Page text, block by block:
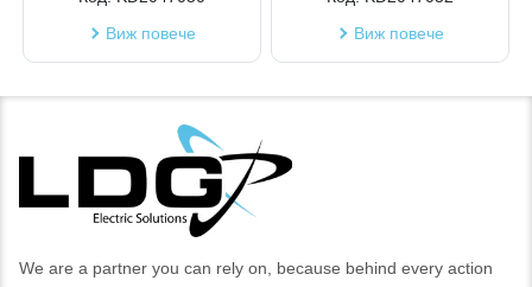
Виж повече
Виж повече
We are a partner you can rely on, because behind every action